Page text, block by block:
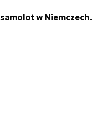
w Niemczech.